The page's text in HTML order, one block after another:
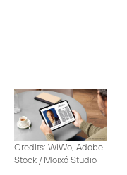
Credits: WiWo, Adobe
Stock / Moixó Studio